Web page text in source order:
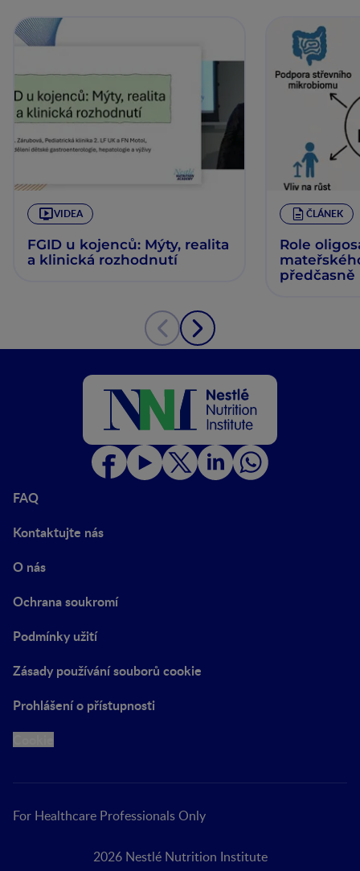
VIDEA
FGID u kojenců: Mýty, realita
a klinická rozhodnutí
ČLÁNEK
Role
předčasně
FAQ
Kontaktujte nás
O nás
Ochrana soukromí
Podmínky užití
Zásady používání souborů cookie
Prohlášení o přístupnosti
For Healthcare Professionals Only
2026 Nestlé Nutrition Institute